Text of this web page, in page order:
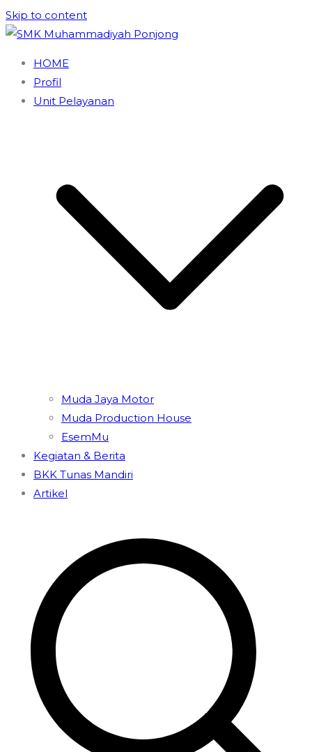
Skip to content
SMK Muhammadiyah Ponjong
Unggul dan Berdaya Saing
HOME
Profil
Unit Pelayanan
Muda Jaya Motor
Muda Production House
EsemMu
Kegiatan & Berita
BKK Tunas Mandiri
Artikel